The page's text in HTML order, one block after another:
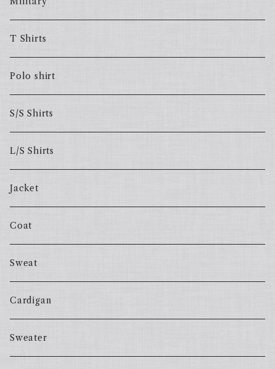
T Shirts
Polo shirt
S/S Shirts
L/S Shirts
Jacket
Coat
Sweat
Cardigan
Sweater